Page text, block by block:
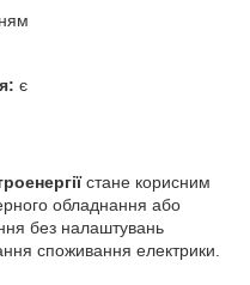
є
стане корисним
обладнання або
без налаштувань
споживання електрики.